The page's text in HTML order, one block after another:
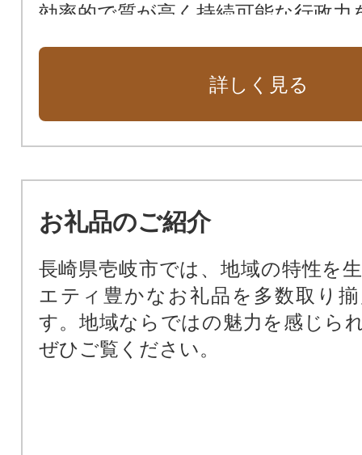
効率的で質が高く持続可能な行政力
詳しく見る
お礼品のご紹介
長崎県壱岐市では、地域の特性を
エティ豊かなお礼品を多数取り
す。地域ならではの魅力を感じら
ぜひご覧ください。